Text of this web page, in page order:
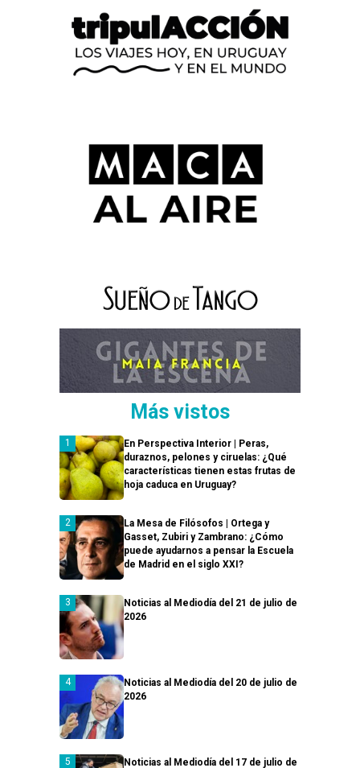
Más vistos
En Perspectiva Interior | Peras,
duraznos, pelones y ciruelas: ¿Qué
características tienen estas frutas de
hoja caduca en Uruguay?
La Mesa de Filósofos | Ortega y
Gasset, Zubiri y Zambrano: ¿Cómo
puede ayudarnos a pensar la Escuela
de Madrid en el siglo XXI?
Noticias al Mediodía del 21 de julio de
2026
Noticias al Mediodía del 20 de julio de
2026
Noticias al Mediodía del 17 de julio de